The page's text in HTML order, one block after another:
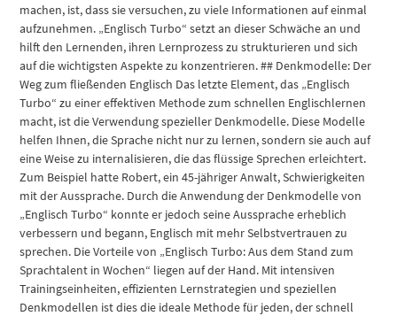
machen, ist, dass sie versuchen, zu viele Informationen auf einmal
aufzunehmen. „Englisch Turbo“ setzt an dieser Schwäche an und
hilft den Lernenden, ihren Lernprozess zu strukturieren und sich
auf die wichtigsten Aspekte zu konzentrieren. ## Denkmodelle: Der
Weg zum fließenden Englisch Das letzte Element, das „Englisch
Turbo“ zu einer effektiven Methode zum schnellen Englischlernen
macht, ist die Verwendung spezieller Denkmodelle. Diese Modelle
helfen Ihnen, die Sprache nicht nur zu lernen, sondern sie auch auf
eine Weise zu internalisieren, die das flüssige Sprechen erleichtert.
Zum Beispiel hatte Robert, ein 45-jähriger Anwalt, Schwierigkeiten
mit der Aussprache. Durch die Anwendung der Denkmodelle von
„Englisch Turbo“ konnte er jedoch seine Aussprache erheblich
verbessern und begann, Englisch mit mehr Selbstvertrauen zu
sprechen. Die Vorteile von „Englisch Turbo: Aus dem Stand zum
Sprachtalent in Wochen“ liegen auf der Hand. Mit intensiven
Trainingseinheiten, effizienten Lernstrategien und speziellen
Denkmodellen ist dies die ideale Methode für jeden, der schnell